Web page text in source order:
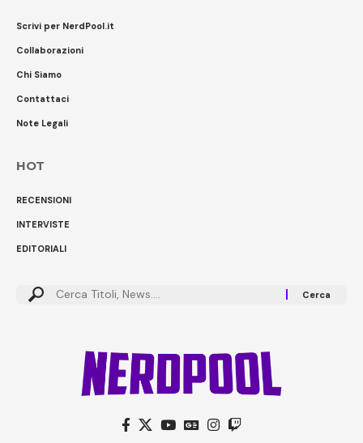
Scrivi per NerdPool.it
Collaborazioni
Chi Siamo
Contattaci
Note Legali
HOT
RECENSIONI
INTERVISTE
EDITORIALI
Cerca: